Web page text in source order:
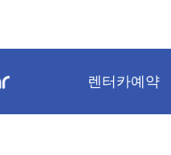
렌터카예약